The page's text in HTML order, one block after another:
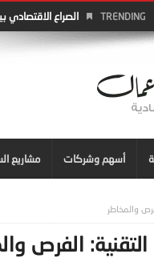
TRENDING الصراع الاقتصادي
أسهم وشركات مشاريع
والمخاطر
الفرص